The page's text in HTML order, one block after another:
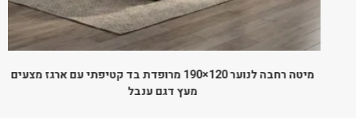
מיטה רחבה לנוער 120×190 מרופדת בד קטיפתי עם ארגז מצעים
מעץ דגם ענבל